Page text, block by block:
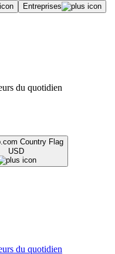
Entreprises
du quotidien
USD
du quotidien